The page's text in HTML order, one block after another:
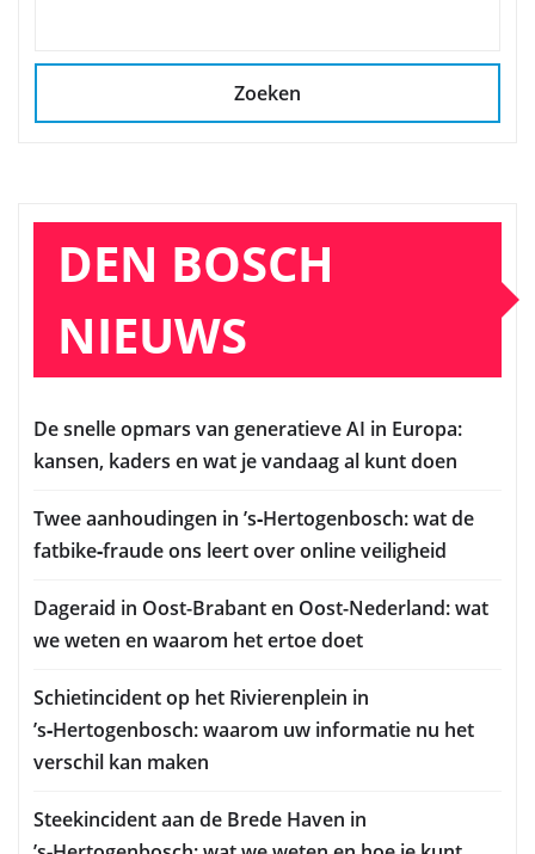
Zoeken
DEN BOSCH
NIEUWS
De snelle opmars van generatieve AI in Europa:
kansen, kaders en wat je vandaag al kunt doen
Twee aanhoudingen in ’s‑Hertogenbosch: wat de
fatbike‑fraude ons leert over online veiligheid
Dageraid in Oost-Brabant en Oost-Nederland: wat
we weten en waarom het ertoe doet
Schietincident op het Rivierenplein in
’s‑Hertogenbosch: waarom uw informatie nu het
verschil kan maken
Steekincident aan de Brede Haven in